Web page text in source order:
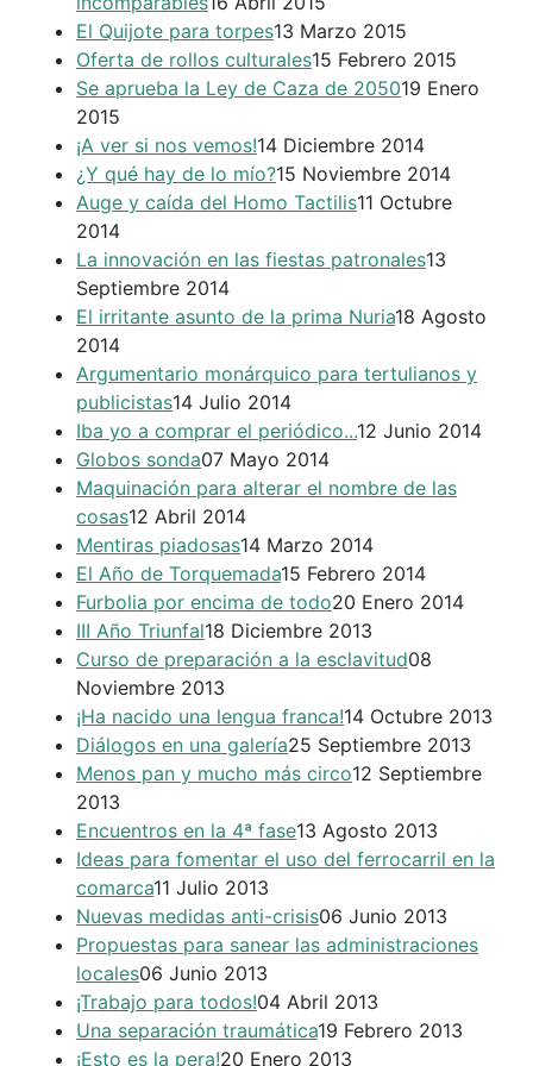
El Quijote para torpes13 Marzo 2015
Oferta de rollos culturales15 Febrero 2015
Se aprueba la Ley de Caza de 205019 Enero
2015
¡A ver si nos vemos!14 Diciembre 2014
¿Y qué hay de lo mío?15 Noviembre 2014
Auge y caída del Homo Tactilis11 Octubre
2014
La innovación en las fiestas patronales13
Septiembre 2014
El irritante asunto de la prima Nuria18 Agosto
2014
Argumentario monárquico para tertulianos y
publicistas14 Julio 2014
Iba yo a comprar el periódico...12 Junio 2014
Globos sonda07 Mayo 2014
Maquinación para alterar el nombre de las
cosas12 Abril 2014
Mentiras piadosas14 Marzo 2014
El Año de Torquemada15 Febrero 2014
Furbolia por encima de todo20 Enero 2014
III Año Triunfal18 Diciembre 2013
Curso de preparación a la esclavitud08
Noviembre 2013
¡Ha nacido una lengua franca!14 Octubre 2013
Diálogos en una galería25 Septiembre 2013
Menos pan y mucho más circo12 Septiembre
2013
Encuentros en la 4ª fase13 Agosto 2013
Ideas para fomentar el uso del ferrocarril en la
comarca11 Julio 2013
Nuevas medidas anti-crisis06 Junio 2013
Propuestas para sanear las administraciones
locales06 Junio 2013
¡Trabajo para todos!04 Abril 2013
Una separación traumática19 Febrero 2013
¡Esto es la pera!20 Enero 2013